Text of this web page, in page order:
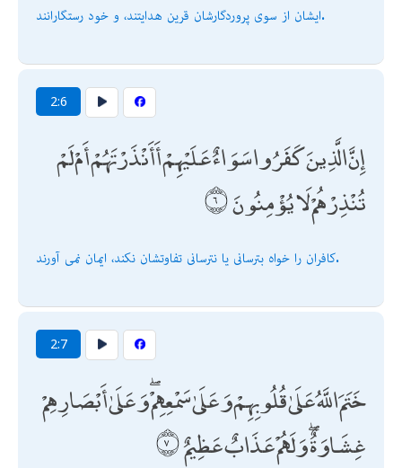
ايشان از سوى پروردگارشان قرين هدايتند، و خود رستگارانند.
2:6
إِنَّ الَّذِينَ كَفَرُوا سَوَاءٌ عَلَيْهِمْ أَأَنْذَرْتَهُمْ أَمْ لَمْ
تُنْذِرْهُمْ لَا يُؤْمِنُونَ
كافران را خواه بترسانى يا نترسانى تفاوتشان نكند، ايمان نمى آورند.
2:7
خَتَمَ اللَّهُ عَلَىٰ قُلُوبِهِمْ وَعَلَىٰ سَمْعِهِمْ ۖ وَعَلَىٰ أَبْصَارِهِمْ
غِشَاوَةٌ ۖ وَلَهُمْ عَذَابٌ عَظِيمٌ